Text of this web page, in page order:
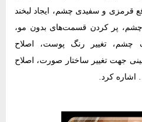
قرمزی و سفیدی چشم، ایجاد لبخند
پر کردن قسمت‌های بدون مو،
چشم، تغییر رنگ پوست، اصلاح
جهت تغییر ساختار صورت، اصلاح
کرد.